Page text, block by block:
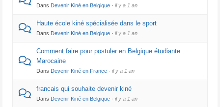
Dans Devenir Kiné en Belgique · il y a 1 an
Haute école kiné spécialisée dans le sport
Dans Devenir Kiné en Belgique · il y a 1 an
Comment faire pour postuler en Belgique étudiante
Marocaine
Dans Devenir Kiné en France · il y a 1 an
francais qui souhaite devenir kiné
Dans Devenir Kiné en Belgique · il y a 1 an